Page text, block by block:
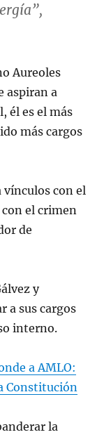
Aureoles
aspiran a
él es el más
más cargos
vínculos con el
el crimen
de
y
a sus cargos
interno.
a AMLO:
Constitución
la